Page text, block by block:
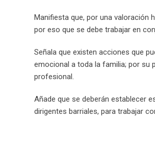
Manifiesta que, por una valoración
por eso que se debe trabajar en
Señala que existen acciones que
emocional a toda la familia; por su
profesional.
Añade que se deberán establecer
dirigentes barriales, para trabajar